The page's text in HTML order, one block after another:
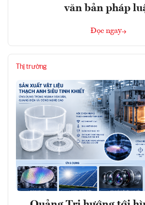
văn bản pháp
Đọc ngay
Thị trường